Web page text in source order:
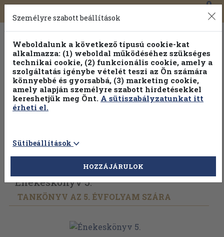
Toggle
navigation
0
Vissza az előző oldalra Válasszon példányt
Énekeskönyv 5.
TANKÖNYV AZ 5. ÉVFOLYAM SZÁRA
Személyre szabott beállítások
Weboldalunk a következő típusú cookie-kat
alkalmazza: (1) weboldal működéséhez szükséges
technikai cookie, (2) funkcionális cookie, amely a
szolgáltatás igénybe vételét teszi az Ön számára
könnyebbé és gyorsabbá, (3) marketing cookie,
amely alapján személyre szabott hirdetésekkel
kereshetjük meg Önt. A sütiszabályzatunkat itt
érheti el.
Sütibeállítások
HOZZÁJÁRULOK